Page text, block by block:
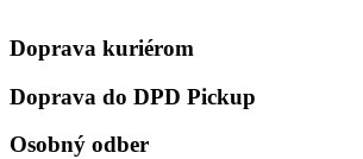
Doprava kuriérom
Doprava do DPD Pickup
Osobný odber